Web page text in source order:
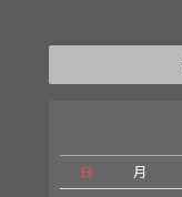
日 月